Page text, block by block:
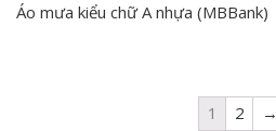
Áo mưa kiểu chữ A nhựa (MBBank)
1 2 →